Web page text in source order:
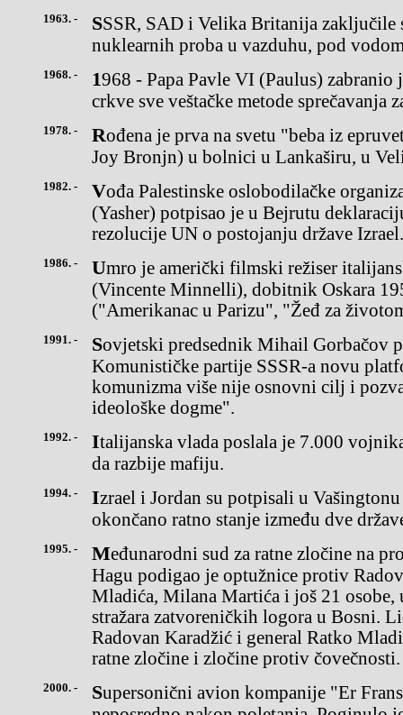
1963. - SSSR, SAD i Velika Britanija zaključile su ugovor o zabrani
nuklearnih proba u vazduhu, pod
1968. - 1968 - Papa Pavle VI (Paulus) zabranio je vernicima rimokatoličke
crkve sve veštačke metode sprečavanja
1978. - Rođena je prva na svetu "beba iz epruvete", Luis Đoj Braun (Louise
Joy Bronjn) u bolnici u Lankaširu, u
1982. - Vođa Palestinske oslobodilačke organizacije (PLO) Jaser Arafat
(Yasher) potpisao je u Bejrutu
rezolucije UN o postojanju države Izrael.
1986. - Umro je američki filmski režiser italijanskog porekla Vinsent Mineli
(Vincente Minnelli), dobitnik Oskara
("Amerikanac u Parizu", "Žeđ za
1991. - Sovjetski predsednik Mihail Gorbačov predložio je liderima
Komunističke partije SSSR-a novu
komunizma više nije osnovni cilj i
ideološke dogme".
1992. - Italijanska vlada poslala je 7.000 vojnika na Siciliju, u nastojanju
da razbije mafiju.
1994. - Izrael i Jordan su potpisali u Vašingtonu deklaraciju kojom je
okončano ratno stanje između dve
1995. - Međunarodni sud za ratne zločine na prostoru biše Jugoslavije u
Hagu podigao je optužnice protiv
Mladića, Milana Martića i još 21 osobe,
stražara zatvoreničkih logora u Bosni.
Radovan Karadžić i general Ratko
ratne zločine i zločine protiv čovečnosti.
2000. - Supersonični avion kompanije "Er Frans" srušio se blizu Pariza